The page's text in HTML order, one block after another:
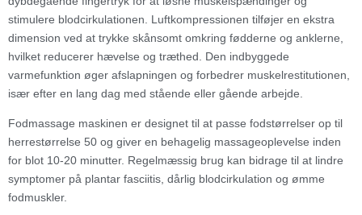
stimulere blodcirkulationen. Luftkompressionen tilføjer en ekstra
dimension ved at trykke skånsomt omkring fødderne og anklerne,
hvilket reducerer hævelse og træthed. Den indbyggede
varmefunktion øger afslapningen og forbedrer muskelrestitutionen,
især efter en lang dag med stående eller gående arbejde.
Fodmassage maskinen er designet til at passe fodstørrelser op til
herrestørrelse 50 og giver en behagelig massageoplevelse inden
for blot 10-20 minutter. Regelmæssig brug kan bidrage til at lindre
symptomer på plantar fasciitis, dårlig blodcirkulation og ømme
fodmuskler.